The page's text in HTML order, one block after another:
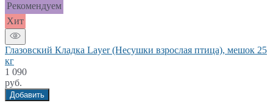
Рекомендуем
Хит
Глазовский Кладка Layer (Несушки взрослая птица), мешок 25
кг
1 090
руб.
Добавить